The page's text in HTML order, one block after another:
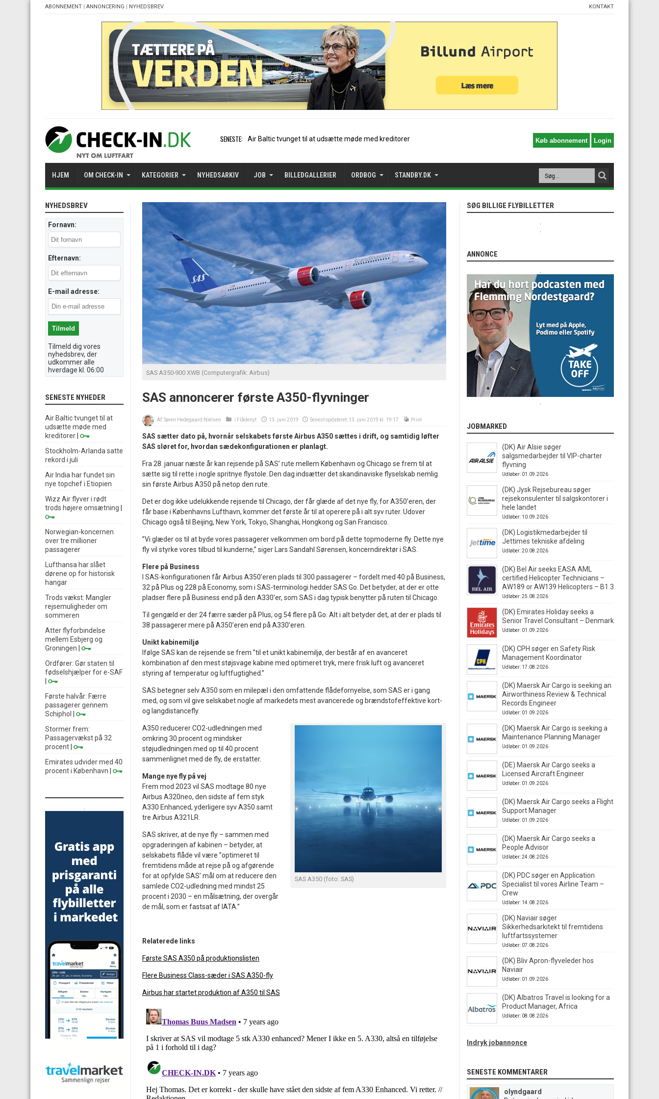
ABONNEMENT | ANNONCERING | NYHEDSBREV KONTAKT
SENESTE: Stockholm-Arlanda satte rekord i
HJEM OM CHECK-IN KATEGORIER NYHEDSARKIV JOB BILLEDGALLERIER ORDBOG STANDBY.DK
SAS A350-900 XWB (Computergrafik: Airbus)
SAS annoncerer første A350-flyvninger
Af:Søren Hedegaard Nielsen i Flådenyt 13. juni 2019 Senest opdateret: 13. juni 2019 kl. 19:17 Print
SAS sætter dato på, hvornår selskabets første Airbus A350 sættes i drift, og samtidig løfter
SAS sløret for, hvordan sædekonfigurationen er planlagt.
Fra 28. januar næste år kan rejsende på SAS’ rute mellem København og Chicago se frem til at
sætte sig til rette i nogle spritnye flystole. Den dag indsætter det skandinaviske flyselskab nemlig
sin første Airbus A350 på netop den rute.
Det er dog ikke udelukkende rejsende til Chicago, der får glæde af det nye fly, for A350’eren, der
får base i Københavns Lufthavn, kommer det første år til at operere på i alt syv ruter. Udover
Chicago også til Beijing, New York, Tokyo, Shanghai, Hongkong og San Francisco.
”Vi glæder os til at byde vores passagerer velkommen om bord på dette topmoderne fly. Dette nye
fly vil styrke vores tilbud til kunderne,” siger Lars Sandahl Sørensen, koncerndirektør i SAS.
Flere på Business
I SAS-konfigurationen får Airbus A350’eren plads til 300 passagerer – fordelt med 40 på Business,
32 på Plus og 228 på Economy, som i SAS-terminologi hedder SAS Go. Det betyder, at der er otte
pladser flere på Business end på den A330’er, som SAS i dag typisk benytter på ruten til Chicago.
Til gengæld er der 24 færre sæder på Plus, og 54 flere på Go. Alt i alt betyder det, at der er plads til
38 passagerer mere på A350’eren end på A330’eren.
Unikt kabinemiljø
Ifølge SAS kan de rejsende se frem ”til et unikt kabinemiljø, der består af en avanceret
kombination af den mest støjsvage kabine med optimeret tryk, mere frisk luft og avanceret
styring af temperatur og luftfugtighed.”
SAS betegner selv A350 som en milepæl i den omfattende flådefornyelse, som SAS er i gang
med, og som vil give selskabet nogle af markedets mest avancerede og brændstofeffektive kort-
og langdistancefly.
SAS A350 (foto: SAS)
A350 reducerer CO2-udledningen med
omkring 30 procent og mindsker
støjudledningen med op til 40 procent
sammenlignet med de fly, de erstatter.
Mange nye fly på vej
Frem mod 2023 vil SAS modtage 80 nye
Airbus A320neo, den sidste af fem styk
A330 Enhanced, yderligere syv A350 samt
tre Airbus A321LR.
SAS skriver, at de nye fly – sammen med
opgraderingen af kabinen – betyder, at
selskabets flåde vil være ”optimeret til
fremtidens måde at rejse på og afgørende
for at opfylde SAS’ mål om at reducere den
samlede CO2-udledning med mindst 25
procent i 2030 – en målsætning, der overgår
de mål, som er fastsat af IATA.”
Relaterede links
Første SAS A350 på produktionslisten
Flere Business Class-sæder i SAS A350-fly
Airbus har startet produktion af A350 til SAS
NYHEDSBREV
Fornavn:
Efternavn:
E-mail adresse:
Tilmeld dig vores
nyhedsbrev, der
udkommer alle
hverdage kl. 06:00
SENESTE NYHEDER
Air Baltic tvunget til at
udsætte møde med
kreditorer
Stockholm-Arlanda satte
rekord i juli
Air India har fundet sin
nye topchef i Etiopien
Wizz Air flyver i rødt
trods højere omsætning
Norwegian-koncernen
over tre millioner
passagerer
Lufthansa har slået
dørene op for historisk
hangar
Trods vækst: Mangler
rejsemuligheder om
sommeren
Atter flyforbindelse
mellem Esbjerg og
Groningen
Ordfører: Gør staten til
fødselshjælper for e-SAF
Første halvår: Færre
passagerer gennem
Schiphol
Stormer frem:
Passagervækst på 32
procent
Emirates udvider med 40
procent i København
SØG BILLIGE FLYBILLETTER
ANNONCE
JOBMARKED
(DK) Air Alsie søger
salgsmedarbejder til VIP-charter
flyvning
Udløber: 01.09.2026
(DK) Jysk Rejsebureau søger
rejsekonsulenter til salgskontorer i
hele landet
Udløber: 10.09.2026
(DK) Logistikmedarbejder til
Jettimes tekniske afdeling
Udløber: 20.08.2026
(DK) Bel Air seeks EASA AML
certified Helicopter Technicians –
AW189 or AW139 Helicopters – B1.3
Udløber: 25.08.2026
(DK) Emirates Holiday seeks a
Senior Travel Consultant – Denmark
Udløber: 01.09.2026
(DK) CPH søger en Safety Risk
Management Koordinator
Udløber: 17.08.2026
(DK) Maersk Air Cargo is seeking an
Airworthiness Review & Technical
Records Engineer
Udløber: 01.09.2026
(DK) Maersk Air Cargo is seeking a
Maintenance Planning Manager
Udløber: 01.09.2026
(DE) Maersk Air Cargo seeks a
Licensed Aircraft Engineer
Udløber: 01.09.2026
(DK) Maersk Air Cargo seeks a Flight
Support Manager
Udløber: 01.09.2026
(DK) Maersk Air Cargo seeks a
People Advisor
Udløber: 24.08.2026
(DK) PDC søger en Application
Specialist til vores Airline Team –
Crew
Udløber: 14.08.2026
(DK) Naviair søger
Sikkerhedsarkitekt til fremtidens
luftfartssystemer
Udløber: 07.08.2026
(DK) Bliv Apron-flyveleder hos
Naviair
Udløber: 01.09.2026
(DK) Albatros Travel is looking for a
Product Manager, Africa
Udløber: 08.08.2026
Indryk jobannonce
SENESTE KOMMENTARER
olyndgaard